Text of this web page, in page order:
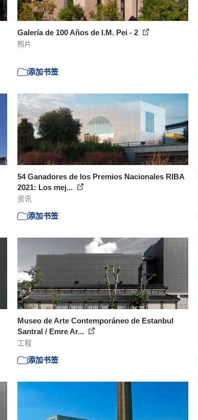
Galería de 100 Años de I.M. Pei - 2
照片
添加书签
54 Ganadores de los Premios Nacionales RIBA
2021: Los mej...
资讯
添加书签
Museo de Arte Contemporáneo de Estanbul
Santral / Emre Ar...
工程
添加书签